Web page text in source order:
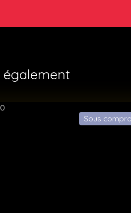
également